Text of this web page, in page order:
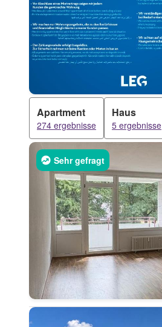
Apartment
274 ergebnisse
Haus
5 ergebnisse
Sehr gefragt